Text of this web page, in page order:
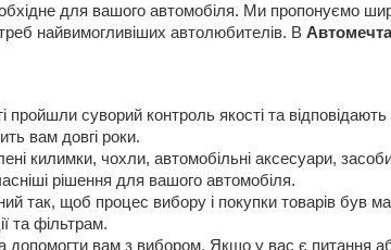
для вашого автомобіля. Ми пропонуємо
найвимогливіших автолюбителів. В Автомечта
пройшли суворий контроль якості та
вам довгі роки.
килимки, чохли, автомобільні аксесуари,
рішення для вашого автомобіля.
так, щоб процес вибору і покупки товарів був
та фільтрам.
вам з вибором. Якщо у вас є питання